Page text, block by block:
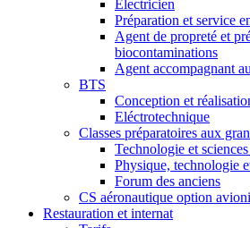
Electricien
Préparation et service
Agent de propreté et
biocontaminations
Agent accompagnant
BTS
Conception et
Eléctrotechnique
Classes préparatoires aux
Technologie et
Physique, technologie
Forum des anciens
CS aéronautique option
Restauration et internat